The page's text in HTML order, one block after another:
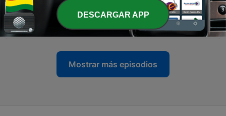
5089 - Richard Vaughan Live 03/08/2026
03 ago. 2026
Mostrar más episodios
DESCARGAR APP